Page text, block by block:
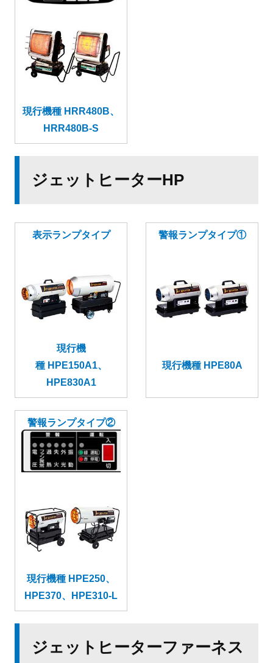
現行機種 HRR480B、
HRR480B-S
ジェットヒーターHP
表示ランプタイプ
現行機
種 HPE150A1、
HPE830A1
警報ランプタイプ①
現行機種 HPE80A
警報ランプタイプ②
現行機種 HPE250、
HPE370、HPE310-L
ジェットヒーターファーネス